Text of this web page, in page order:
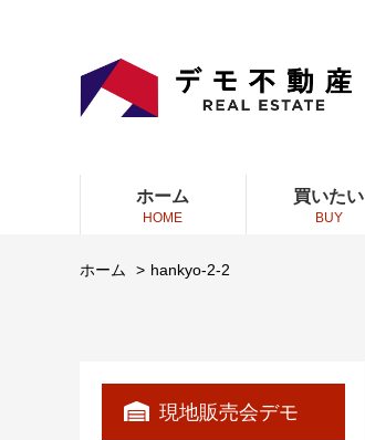
ホーム
HOME
買いたい
BUY
ホーム hankyo-2-2
現地販売会デモ